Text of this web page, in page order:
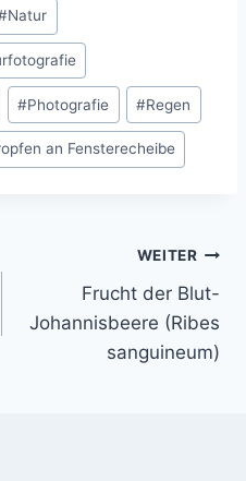
Natur
#Photografie #Regen
an Fensterecheibe
WEITER
Frucht der Blut-
Johannisbeere (Ribes
sanguineum)